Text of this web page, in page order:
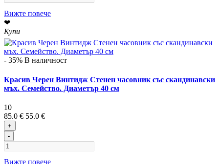
Вижте повече
❤
Купи
- 35% В наличност
Красив Черен Винтидж Стенен часовник със скандинавски
мъх. Семейство. Диаметър 40 см
10
85.0 € 55.0 €
+
-
Вижте повече